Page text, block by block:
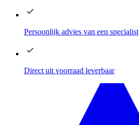
Persoonlijk advies van een specialist
Direct uit voorraad leverbaar